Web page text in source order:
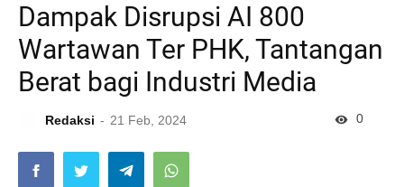
Dampak Disrupsi AI 800
Wartawan Ter PHK, Tantangan
Berat bagi Industri Media
Redaksi 21 Feb, 2024 0